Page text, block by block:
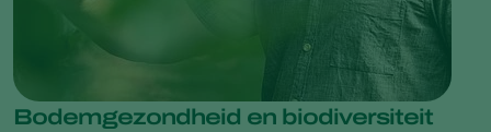
Bodemgezondheid en biodiversiteit